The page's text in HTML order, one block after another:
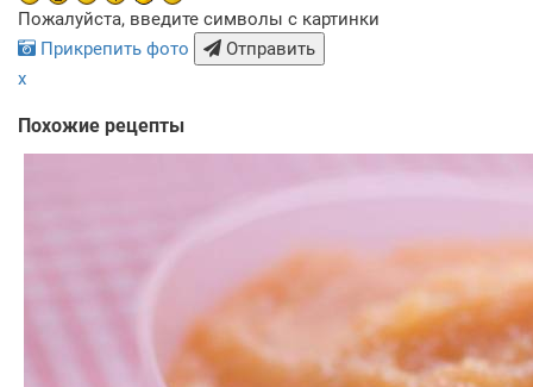
Пожалуйста, введите символы с картинки
Прикрепить фото
Отправить
x
Похожие рецепты